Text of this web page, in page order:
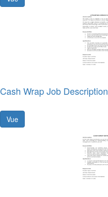
Cash Wrap Job Description
Vue